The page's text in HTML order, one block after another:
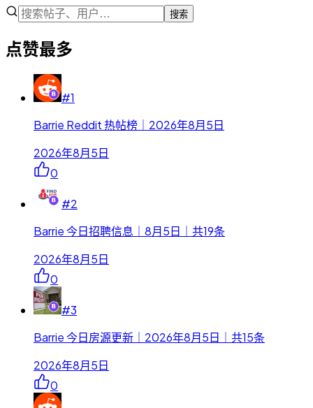
搜索
点赞最多
#1
Barrie Reddit 热帖榜｜2026年8月5日
2026年8月5日
0
#2
Barrie 今日招聘信息｜8月5日｜共19条
2026年8月5日
0
#3
Barrie 今日房源更新｜2026年8月5日｜共15条
2026年8月5日
0